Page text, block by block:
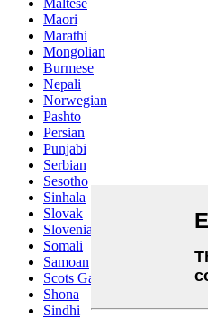
Maltese
Maori
Marathi
Mongolian
Burmese
Nepali
Norwegian
Pashto
Persian
Punjabi
Serbian
Sesotho
Sinhala
Slovak
Slovenian
Somali
Samoan
Scots Gaelic
Shona
Sindhi